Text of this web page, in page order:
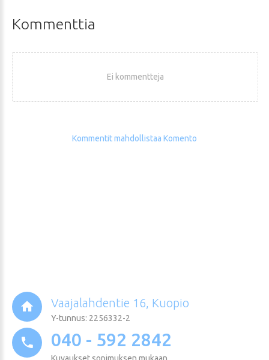
Kommenttia
Ei kommentteja
Kommentit mahdollistaa Komento
Vaajalahdentie 16, Kuopio
Y-tunnus: 2256332-2
040 - 592 2842